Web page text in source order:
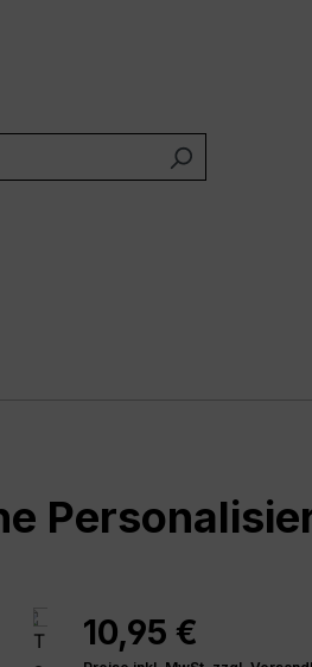
10,95 €